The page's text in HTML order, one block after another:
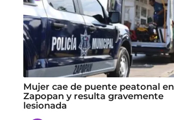
Mujer cae de puente peatonal en
Zapopan y resulta gravemente
lesionada